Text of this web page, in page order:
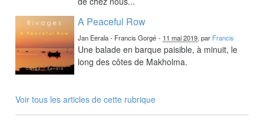
A Peaceful Row
Jan Eerala - Francis Gorgé - 11 mai 2019, par Francis
Une balade en barque paisible, à minuit, le
long des côtes de Makholma.
Voir tous les articles de cette rubrique